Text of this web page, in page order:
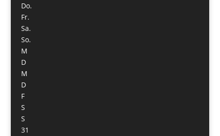
Do.
Fr.
Sa.
So.
M
D
M
D
F
S
S
31